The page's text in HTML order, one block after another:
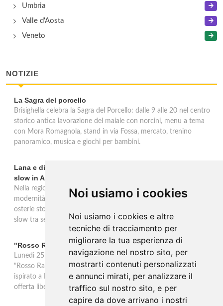
Noi usiamo i cookies
Noi usiamo i cookies e altre
tecniche di tracciamento per
migliorare la tua esperienza di
navigazione nel nostro sito, per
mostrarti contenuti personalizzati
e annunci mirati, per analizzare il
traffico sul nostro sito, e per
capire da dove arrivano i nostri
Umbria
Valle d'Aosta
Veneto
NOTIZIE
La Sagra del porcello
Brisighella celebra la Sagra del Porcello: dalle 9 alle 20 nel centro
storico antica lavorazione del maiale con norcini, menu a tema
con Mora Romagnola, stand in via Fossa, mercato, trenino
panoramico, musica e giochi per bambini.
Lana e dintorni: Törggelen, vini d'eccellenza e vacanze
slow in Alto Adige
Nella regione di Lana in Alto Adige tradizione contadina e
modernità si fondono in un'esperienza autentica. Törggelen nelle
osterie storiche, vini da antiche tradizioni vitivinicole e vacanze
slow tra sentieri delle rogge e produttori locali.
"Rosso Rame" in scena a Collepasso il 25 agosto
Lunedì 25 agosto al Palazzo Baronale di Collepasso va in scena
"Rosso Rame", spettacolo di Mary Negro e Gabriele Polimeno
ispirato a Dario Fo e Franca Rame. Ingresso con prenotazione e
offerta libera alle ore 21.